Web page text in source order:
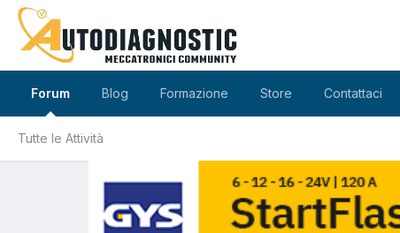
Forum
Tutte le Attività
Blog Formazione Store Contattaci